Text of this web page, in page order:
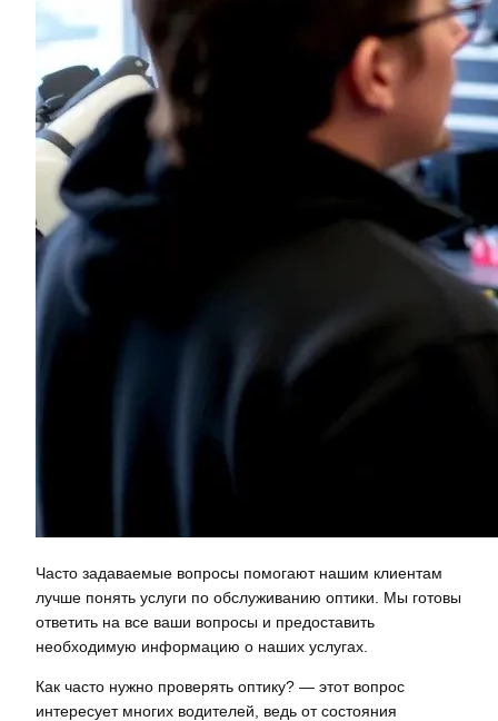
Часто задаваемые вопросы помогают нашим клиентам
лучше понять услуги по обслуживанию оптики. Мы готовы
ответить на все ваши вопросы и предоставить
необходимую информацию о наших услугах.
Как часто нужно проверять оптику? — этот вопрос
интересует многих водителей, ведь от состояния